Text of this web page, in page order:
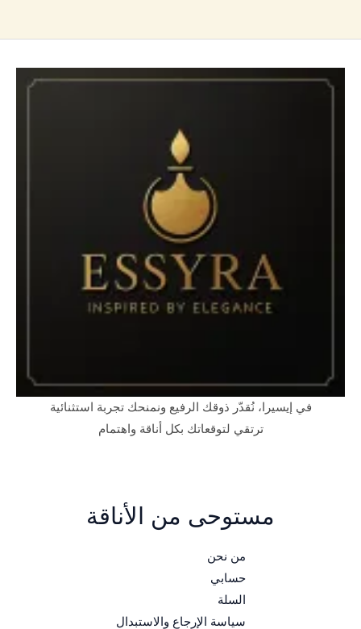
في إيسيرا، نُقدّر ذوقك الرفيع ونمنحك تجربة استثنائية
ترتقي لتوقعاتك بكل أناقة واهتمام
مستوحى من الأناقة
من نحن
حسابي
السلة
سياسة الإرجاع والاستبدال